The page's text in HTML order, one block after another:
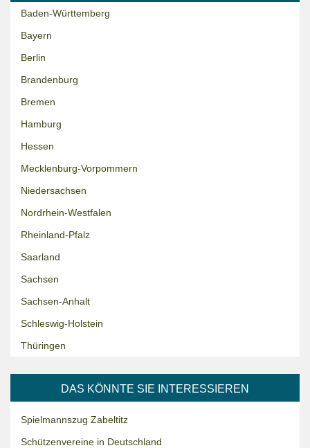
Baden-Württemberg
Bayern
Berlin
Brandenburg
Bremen
Hamburg
Hessen
Mecklenburg-Vorpommern
Niedersachsen
Nordrhein-Westfalen
Rheinland-Pfalz
Saarland
Sachsen
Sachsen-Anhalt
Schleswig-Holstein
Thüringen
DAS KÖNNTE SIE INTERESSIEREN
Spielmannszug Zabeltitz
Schützenvereine in Deutschland